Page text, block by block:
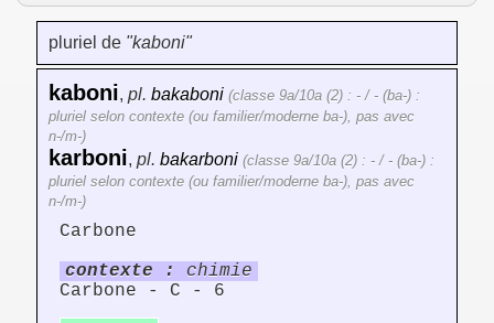
pluriel de "kaboni"
kaboni, pl. bakaboni (classe 9a/10a (2) : - / - (ba-) :
pluriel selon contexte (ou familier/moderne ba-), pas avec
n-/m-)
karboni, pl. bakarboni (classe 9a/10a (2) : - / - (ba-) :
pluriel selon contexte (ou familier/moderne ba-), pas avec
n-/m-)
Carbone
contexte :
chimie
Carbone - C - 6